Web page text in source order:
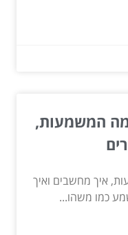
מה המשמעות,
איך מחשבים ואיך
כמו משהו...